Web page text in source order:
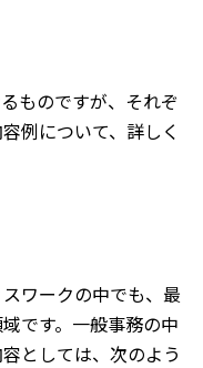
ものですが、それぞ
例について、詳しく
ワークの中でも、最
です。一般事務の中
としては、次のよう